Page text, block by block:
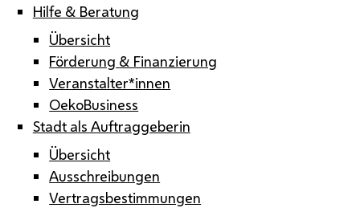
Hilfe & Beratung
Übersicht
Förderung & Finanzierung
Veranstalter*innen
OekoBusiness
Stadt als Auftraggeberin
Übersicht
Ausschreibungen
Vertragsbestimmungen